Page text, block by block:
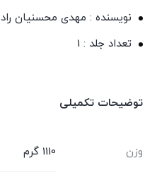
نویسنده : مهدی محسنیان راد
تعداد جلد : 1
توضیحات تکمیلی
وزن 1110 گرم